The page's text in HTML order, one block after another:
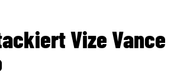
Vize Vance